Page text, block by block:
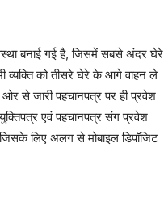
बनाई गई है, जिसमें सबसे अंदर घेरे
व्यक्ति को तीसरे घेरे के आगे वाहन ले
से जारी पहचानपत्र पर ही प्रवेश
एवं पहचानपत्र संग प्रवेश
लिए अलग से मोबाइल डिपॉजिट